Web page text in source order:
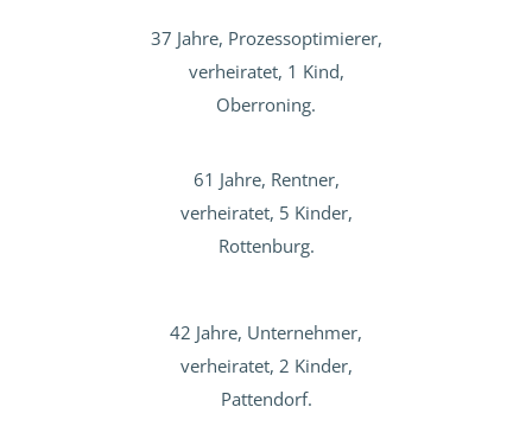
37 Jahre, Prozessoptimierer,
verheiratet, 1 Kind,
Oberroning.
61 Jahre, Rentner,
verheiratet, 5 Kinder,
Rottenburg.
42 Jahre, Unternehmer,
verheiratet, 2 Kinder,
Pattendorf.